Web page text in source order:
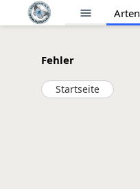
menu Arten
Fehler
Startseite